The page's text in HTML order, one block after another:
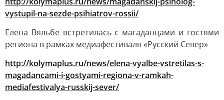
vystupil-na-sezde-psihiatrov-rossii/
Елена Вяльбе встретилась с магаданцами и гостями
региона в рамках медиафестиваля «Русский Север»
http://kolymaplus.ru/news/elena-vyalbe-vstretilas-s-
magadancami-i-gostyami-regiona-v-ramkah-
mediafestivalya-russkij-sever/